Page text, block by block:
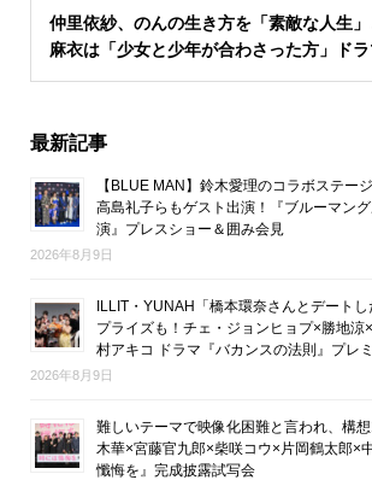
仲里依紗、のんの生き方を「素敵な人生」
麻衣は「少女と少年が合わさった方」ド
最新記事
【BLUE MAN】鈴木愛理のコラボステー
高島礼子らもゲスト出演！『ブルーマン
演』プレスショー＆囲み会見
2026年8月9日
ILLIT・YUNAH「橋本環奈さんとデート
プライズも！チェ・ジョンヒョプ×勝地涼
村アキコ ドラマ『バカンスの法則』プレ
2026年8月9日
難しいテーマで映像化困難と言われ、構
木華×宮藤官九郎×柴咲コウ×片岡鶴太郎×
懺悔を』完成披露試写会